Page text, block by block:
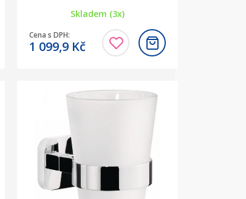
Skladem (3x)
Cena s DPH:
1 099,9 Kč